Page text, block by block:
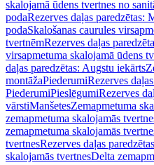
skalojamā ūdens tvertnes no
podaRezerves daļas paredzētas:
podaSkalošanas caurules
tvertnēmRezerves daļas
virsapmetuma skalojamā ūdens
daļas paredzētas: Augstu iekārts
montāžaPiederumiRezerves
PiederumiPieslēgumiRezerves
vārstiManšetesZemapmetuma
zemapmetuma skalojamās
zemapmetuma skalojamās
tvertnesRezerves daļas
skalojamās tvertnesDelta